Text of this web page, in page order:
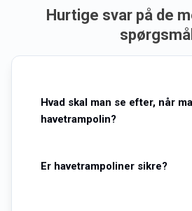
Hurtige svar på de
spørgsmål
Hvad skal man se efter, når
havetrampolin?
sikkerheden er optimeret. Kig også
Er havetrampoliner sikre?